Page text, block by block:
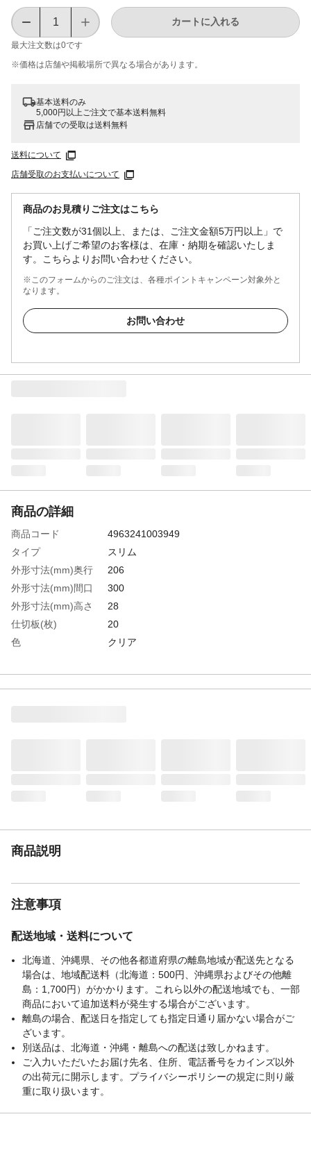
最大注文数は0です
カートに入れる
※価格は​店舗や​掲載場所で​異なる​場合が​あります。
基本送料のみ
5,000円以上ご注文で基本送料無料
店舗での受取は送料無料
送料について
店舗受取のお支払いについて
商品のお見積りご注文はこちら
「ご注文数が31個以上、または、ご注文金額5万円以上」で
お買い上げご希望のお客様は、在庫・納期を確認いたしま
す。こちらよりお問い合わせください。
※このフォームからのご注文は、各種ポイントキャンペーン対象外と
なります。
お問い合わせ
商品の詳細
商品コード
4963241003949
タイプ
スリム
外形寸法(mm)奥行
206
外形寸法(mm)間口
300
外形寸法(mm)高さ
28
仕切板(枚)
20
色
クリア
有効内寸(mm)間口
288
商品説明
注意事項
配送地域・送料について
北海道、沖縄県、その他各都道府県の離島地域が配送先となる
場合は、地域配送料（北海道：500円、沖縄県およびその他離
島：1,700円）がかかります。これら以外の配送地域でも、一部
商品において追加送料が発生する場合がございます。
離島の場合、配送日を指定しても指定日通り届かない場合がご
ざいます。
別送品は、北海道・沖縄・離島への配送は致しかねます。
ご入力いただいたお届け先名、住所、電話番号をカインズ以外
の出荷元に開示します。プライバシーポリシーの規定に則り厳
重に取り扱います。